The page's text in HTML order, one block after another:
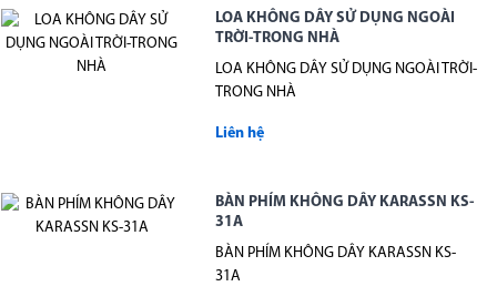
LOA KHÔNG DÂY SỬ DỤNG NGOÀI
TRỜI-TRONG NHÀ
LOA KHÔNG DÂY SỬ DỤNG NGOÀI TRỜI-
TRONG NHÀ
Liên hệ
BÀN PHÍM KHÔNG DÂY KARASSN KS-
31A
BÀN PHÍM KHÔNG DÂY KARASSN KS-
31A